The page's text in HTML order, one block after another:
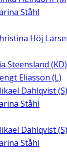
Ståhl
Höj
Steensland (KD)
Eliasson (L)
Dahlqvist
Ståhl
Dahlqvist
Ståhl